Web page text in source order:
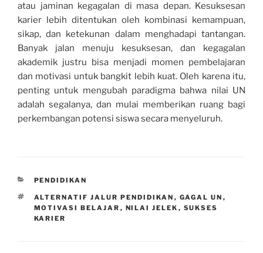
atau jaminan kegagalan di masa depan. Kesuksesan
karier lebih ditentukan oleh kombinasi kemampuan,
sikap, dan ketekunan dalam menghadapi tantangan.
Banyak jalan menuju kesuksesan, dan kegagalan
akademik justru bisa menjadi momen pembelajaran
dan motivasi untuk bangkit lebih kuat. Oleh karena itu,
penting untuk mengubah paradigma bahwa nilai UN
adalah segalanya, dan mulai memberikan ruang bagi
perkembangan potensi siswa secara menyeluruh.
CATEGORIES
PENDIDIKAN
TAGS
ALTERNATIF JALUR PENDIDIKAN , GAGAL UN ,
MOTIVASI BELAJAR , NILAI JELEK , SUKSES
KARIER